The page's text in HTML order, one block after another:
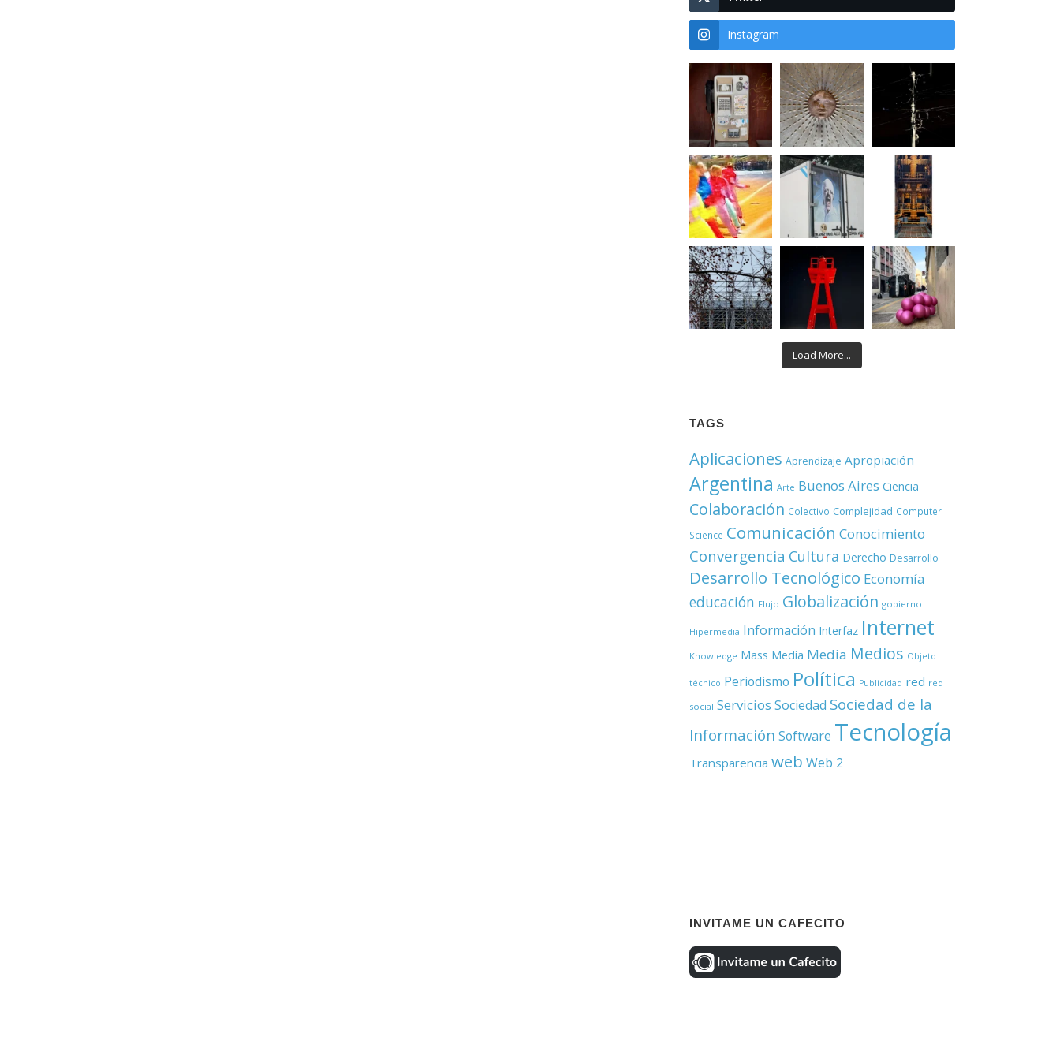
Instagram
Load More...
TAGS
Aplicaciones Aprendizaje Apropiación
Argentina Arte Buenos Aires Ciencia
Colaboración Colectivo Complejidad Computer
Science Comunicación Conocimiento
Convergencia Cultura Derecho Desarrollo
Desarrollo Tecnológico Economía
educación Flujo Globalización gobierno
Hipermedia Información Interfaz Internet
Knowledge Mass Media Media Medios Objeto
técnico Periodismo Política Publicidad red red
social Servicios Sociedad Sociedad de la
Información Software Tecnología
Transparencia web Web 2
INVITAME UN CAFECITO